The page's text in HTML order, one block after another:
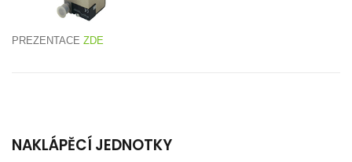
PREZENTACE ZDE
NAKLÁPĚCÍ JEDNOTKY